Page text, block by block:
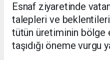
Esnaf ziyaretinde
talepleri ve
tütün üretiminin bölge
taşıdığı öneme vurgu